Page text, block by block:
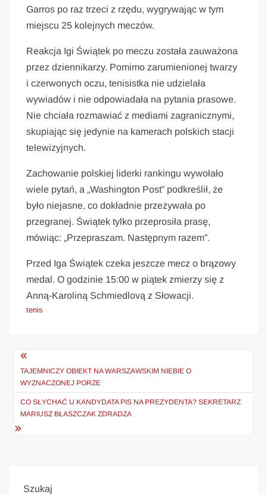
Garros po raz trzeci z rzędu, wygrywając w tym
miejscu 25 kolejnych meczów.
Reakcja Igi Świątek po meczu została zauważona
przez dziennikarzy. Pomimo zarumienionej twarzy
i czerwonych oczu, tenisistka nie udzielała
wywiadów i nie odpowiadała na pytania prasowe.
Nie chciała rozmawiać z mediami zagranicznymi,
skupiając się jedynie na kamerach polskich stacji
telewizyjnych.
Zachowanie polskiej liderki rankingu wywołało
wiele pytań, a „Washington Post” podkreślił, że
było niejasne, co dokładnie przeżywała po
przegranej. Świątek tylko przeprosiła prasę,
mówiąc: „Przepraszam. Następnym razem”.
Przed Iga Świątek czeka jeszcze mecz o brązowy
medal. O godzinie 15:00 w piątek zmierzy się z
Anną-Karoliną Schmiedlovą z Słowacji.
tenis
Nawigacja
wpisu
TAJEMNICZY OBIEKT NA WARSZAWSKIM NIEBIE O
WYZNACZONEJ PORZE
CO SŁYCHAĆ U KANDYDATA PIS NA PREZYDENTA? SEKRETARZ
MARIUSZ BŁASZCZAK ZDRADZA
Szukaj